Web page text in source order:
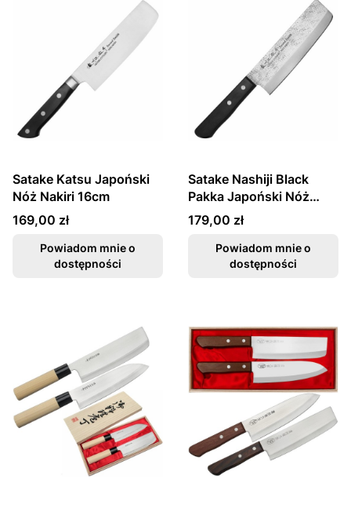
Satake Katsu Japoński
Nóż Nakiri 16cm
Cena
169,00 zł
Powiadom mnie o
dostępności
Satake Nashiji Black
Pakka Japoński Nóż
Nakiri 16cm
Cena
179,00 zł
Powiadom mnie o
dostępności